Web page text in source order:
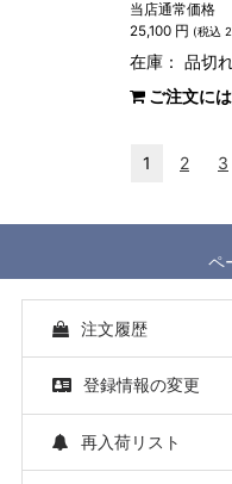
当店通常価格
25,100 円 (税込
在庫：品切
ご注文には
1 2 3
ペ
注文履歴
登録情報の変更
再入荷リスト